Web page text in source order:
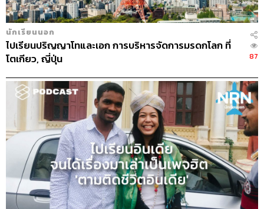
10:43
“เห็นบอกมีพี่น้องในบ้านโฮสต์ 6 คน”
พี่คนโตทำงานแล้ว คนที่สองเรียนมหาลัย คู่แฝดสองคน
ที่ปาล์มอาศัยอยู่ห้องเดียวกัน แล้วก็น้องคนเล็กอีก 1 คน
อยู่โรงเรียนเดียวกัน
บรรยากาศโรงเรียนเหมือนสลัม
ได้เป็นเซเล็บอย่างที่คาดหวัง แต่ก็มีโดนแกล้งเหมือนกัน
บรรยากาศห้องเรียนคือ นึกถึงห้องเรียนไทย แต่มีแกล้ง
กัน โยนกระเป๋าใส่กัน พอครูหันหน้าเข้ากระดานมันก็
จะโยนทุกสิ่งอย่างใส่ครู หยิบบุหรี่มาสูบ เพื่อนผู้หญิงก็
ลุคกระรอกนิดนึง แล้วนี่คือ ม.5
จนครูต้องหันมาบอกว่าขอเงียบหน่อย ขอสอนหน่อย
เหอะ
“กูคงต้องการแบบนี้แหละ”
นักเรียนนอก
ไปเรียนปริญญาโทและเอก การบริหารจัดการมรดกโลก ที่
โตเกียว, ญี่ปุ่น
87